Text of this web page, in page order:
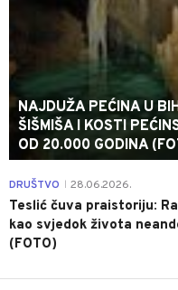
NAJDUŽA PEĆINA U
ŠIŠMIŠA I KOSTI
OD 20.000 GODINA
DRUŠTVO 28.06.2026.
Teslić čuva praistoriju:
kao svjedok života
(FOTO)